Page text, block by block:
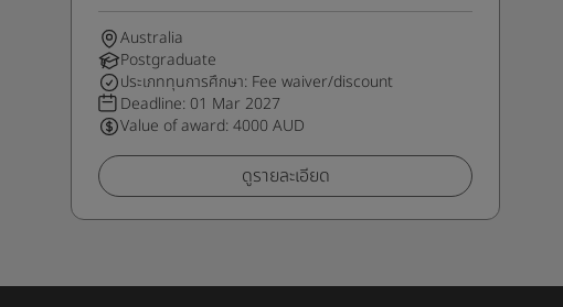
Australia
Postgraduate
ประเภททุนการศึกษา: Fee waiver/discount
Deadline: 01 Mar 2027
Value of award: 4000 AUD
ดูรายละเอียด